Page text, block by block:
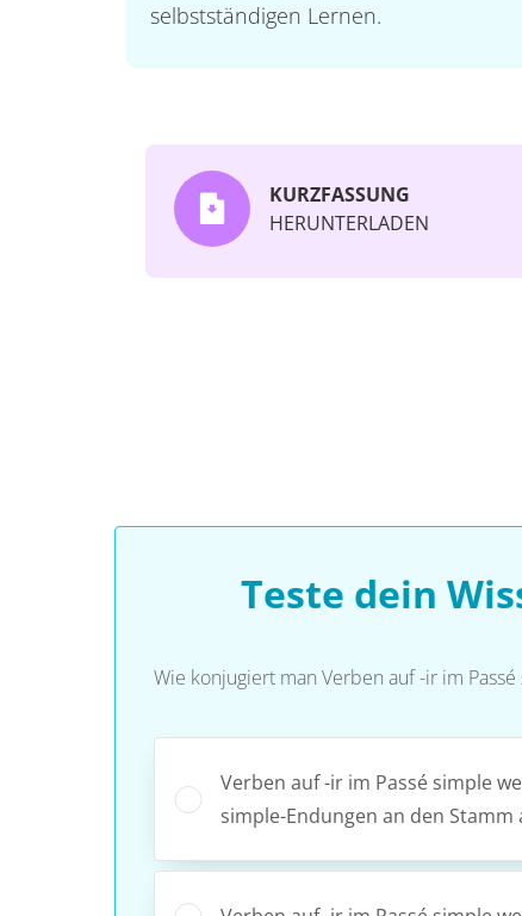
selbstständigen Lernen.
KURZFASSUNG
HERUNTERLADEN
Teste dein
Wie konjugiert man Verben auf -ir im Passé
Verben auf -ir im Passé simple
simple-Endungen an den Stamm